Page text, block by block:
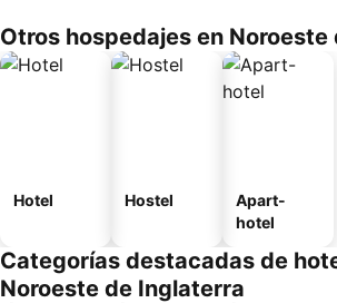
Otros hospedajes en
Hotel Hostel
Apart-
hotel
Categorías destacadas de
Noroeste de Inglaterra